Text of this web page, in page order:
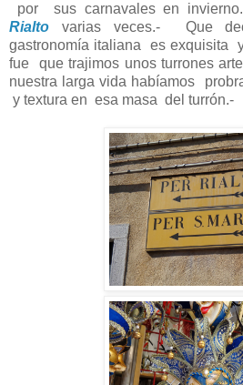
por sus carnavales en
Rialto varias veces.- Que
gastronomía italiana es exquisita
fue que trajimos unos turrones
nuestra larga vida habíamos
y textura en esa masa del